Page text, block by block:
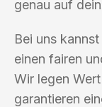
genau auf
Bei uns
einen fairen
Wir legen
garantieren